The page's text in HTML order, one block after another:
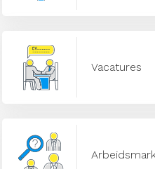
Vacatures